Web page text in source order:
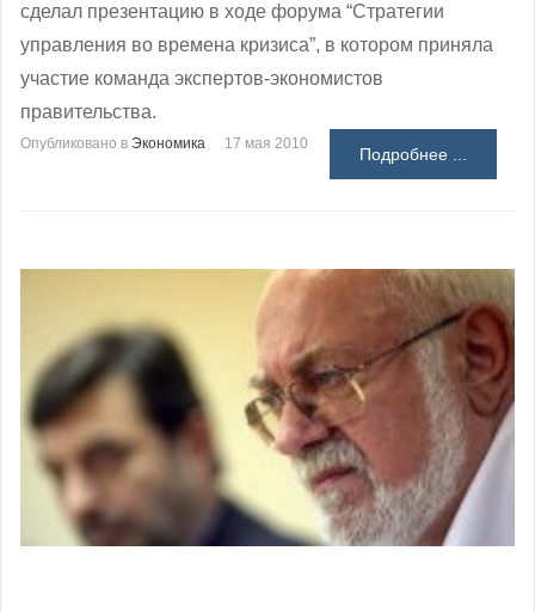
сделал презентацию в ходе форума “Стратегии
управления во времена кризиса”, в котором приняла
участие команда экспертов-экономистов
правительства.
Опубликовано в Экономика 17 мая 2010
Подробнее ...